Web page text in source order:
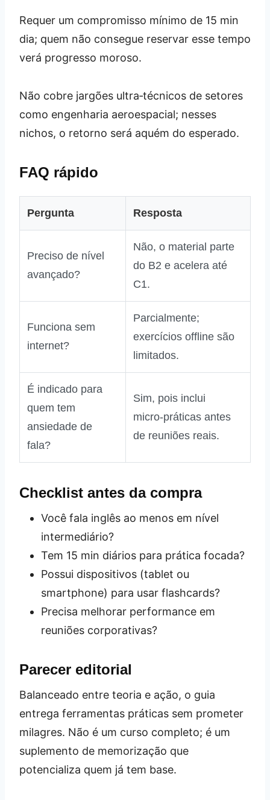
Requer um compromisso mínimo de 15 min
dia; quem não consegue reservar esse tempo
verá progresso moroso.
Não cobre jargões ultra‑técnicos de setores
como engenharia aeroespacial; nesses
nichos, o retorno será aquém do esperado.
FAQ rápido
Pergunta Resposta
Preciso de nível
avançado?
Não, o material parte
do B2 e acelera até
C1.
Funciona sem
internet?
Parcialmente;
exercícios offline são
limitados.
É indicado para
quem tem
ansiedade de
fala?
Sim, pois inclui
micro‑práticas antes
de reuniões reais.
Checklist antes da compra
Você fala inglês ao menos em nível
intermediário?
Tem 15 min diários para prática focada?
Possui dispositivos (tablet ou
smartphone) para usar flashcards?
Precisa melhorar performance em
reuniões corporativas?
Parecer editorial
Balanceado entre teoria e ação, o guia
entrega ferramentas práticas sem prometer
milagres. Não é um curso completo; é um
suplemento de memorização que
potencializa quem já tem base.